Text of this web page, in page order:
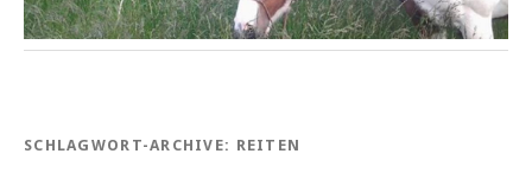
SCHLAGWORT-ARCHIVE: REITEN